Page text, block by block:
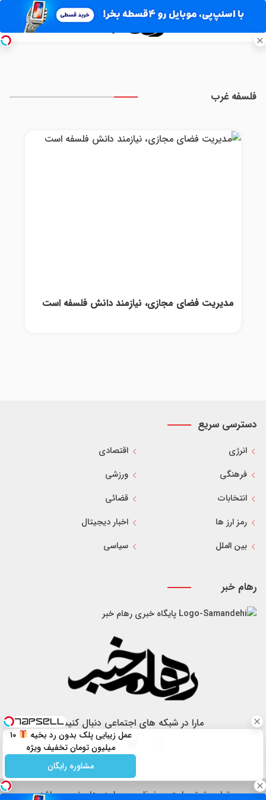
فلسفه غرب
مدیریت فضای مجازی، نیازمند دانش فلسفه است
دسترسی سریع
انرژی
اقتصادی
فرهنگی
ورزشی
انتخابات
قضائی
رمز ارز ها
اخبار دیجیتال
بین الملل
سیاسی
رهام خبر
پایگاه خبری رهام خبر
مارا در شبکه های اجتماعی دنبال کنید
تمام حقوق سایت محفوظ و مربوط به رهام خبر می باشد.
عمل زیبایی پلک بدون رد بخیه
۱۰
میلیون تومان تخفیف ویژه
مشاوره رایگان